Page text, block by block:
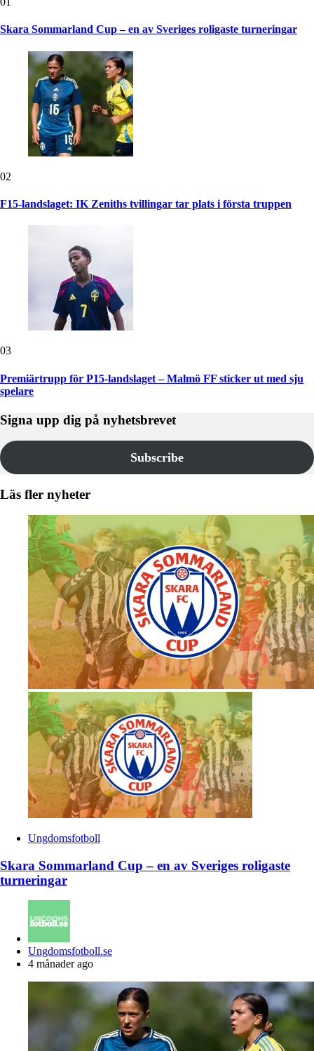
Skara Sommarland Cup – en av Sveriges roligaste turneringar
02
F15-landslaget: IK Zeniths tvillingar tar plats i första truppen
03
Premiärtrupp för P15-landslaget – Malmö FF sticker ut med sju
spelare
Signa upp dig på nyhetsbrevet
Subscribe
Läs fler nyheter
Ungdomsfotboll
Skara Sommarland Cup – en av Sveriges roligaste
turneringar
Posted
by
Ungdomsfotboll.se
4 månader ago